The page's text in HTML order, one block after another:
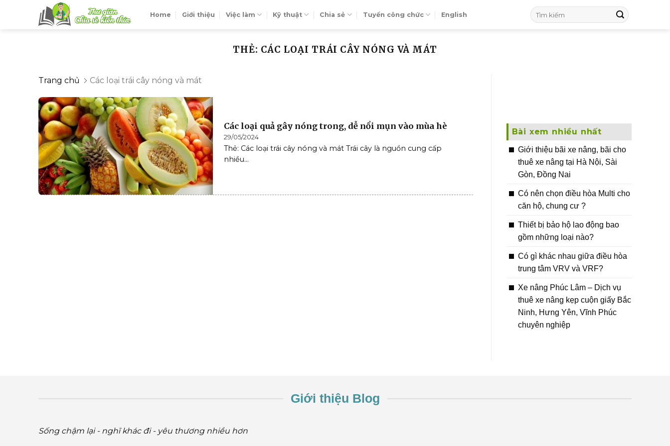
Home Giới thiệu Việc làm Kỹ thuật Chia sẻ Tuyển công chức English
THẺ: CÁC LOẠI TRÁI CÂY NÓNG VÀ MÁT
Trang chủ Các loại trái cây nóng và mát
Các loại quả gây nóng trong, dễ nổi mụn vào mùa hè
29/05/2024
Thẻ: Các loại trái cây nóng và mát Trái cây là nguồn cung cấp
nhiều...
Bài xem nhiều nhất
Giới thiệu bãi xe nâng, bãi cho
thuê xe nâng tại Hà Nội, Sài
Gòn, Đồng Nai
Có nên chọn điều hòa Multi cho
căn hộ, chung cư ?
Thiết bị bảo hộ lao động bao
gồm những loại nào?
Có gì khác nhau giữa điều hòa
trung tâm VRV và VRF?
Xe nâng Phúc Lâm – Dịch vụ
thuê xe nâng kẹp cuộn giấy Bắc
Ninh, Hưng Yên, Vĩnh Phúc
chuyên nghiệp
Giới thiệu Blog
Sống chậm lại - nghĩ khác đi - yêu thương nhiều hơn